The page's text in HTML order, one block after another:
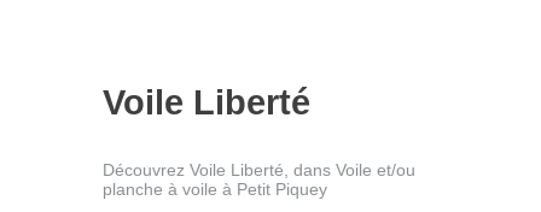
Voile Liberté
Découvrez Voile Liberté, dans Voile et/ou
planche à voile à Petit Piquey